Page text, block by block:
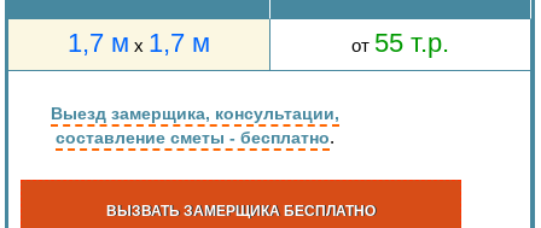
1,7 м х 1,7 м от 55 т.р.
Выезд замерщика, консультации,
составление сметы - бесплатно.
ВЫЗВАТЬ ЗАМЕРЩИКА БЕСПЛАТНО